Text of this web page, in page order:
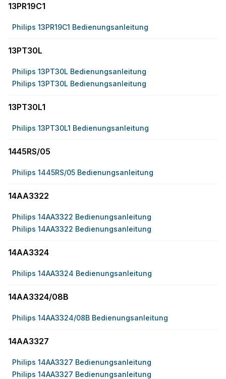
13PR19C1
Philips 13PR19C1 Bedienungsanleitung
13PT30L
Philips 13PT30L Bedienungsanleitung
Philips 13PT30L Bedienungsanleitung
13PT30L1
Philips 13PT30L1 Bedienungsanleitung
1445RS/05
Philips 1445RS/05 Bedienungsanleitung
14AA3322
Philips 14AA3322 Bedienungsanleitung
Philips 14AA3322 Bedienungsanleitung
14AA3324
Philips 14AA3324 Bedienungsanleitung
14AA3324/08B
Philips 14AA3324/08B Bedienungsanleitung
14AA3327
Philips 14AA3327 Bedienungsanleitung
Philips 14AA3327 Bedienungsanleitung